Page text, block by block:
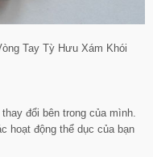
Tay Tỳ Hưu Xám Khói
đổi bên trong của mình.
hoạt động thể dục của bạn